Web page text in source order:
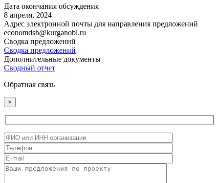
Дата окончания обсуждения
8 апреля, 2024
Адрес электронной почты для направления предложений
economdsh@kurganobl.ru
Сводка предложений
Сводка предложений
Дополнительные документы
Сводный отчет
Обратная связь
×